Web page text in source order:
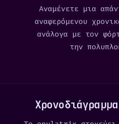
Αναμένετε μια
αναφερόμενου
ανάλογα με τον
την